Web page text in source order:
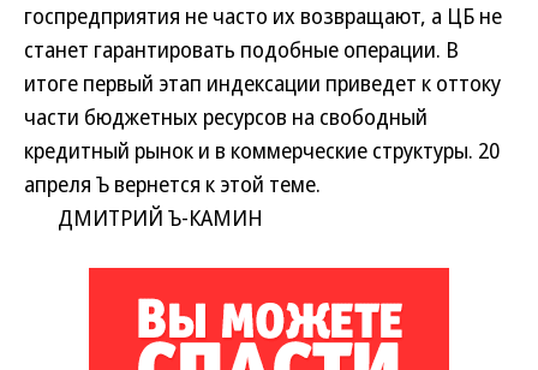
госпредприятия не часто их возвращают, а ЦБ не
станет гарантировать подобные операции. В
итоге первый этап индексации приведет к оттоку
части бюджетных ресурсов на свободный
кредитный рынок и в коммерческие структуры. 20
апреля Ъ вернется к этой теме.
ДМИТРИЙ Ъ-КАМИН